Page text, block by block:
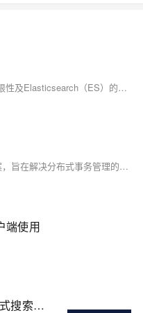
摘要：本文探讨了数据库模糊搜索的局限性及Elasticsearch（ES）的优势。数据库模糊查询存在性能低、功能单一等问题，而ES通过倒排索引技术实现高效搜索，支持复杂查询需求。文章详细介绍了ES的核心概念、安装部署、索引库操作（CRUD）、文档管理及Java API集成方法，并对比了ES与MySQL的适用场景。最后演示了批量导入文档的实践方案，为海量数据搜索场景提供了专业解决方案。（149字）
Seata是一种开源的分布式事务解决方案，旨在解决分布式事务管理的挑战。它提供了高性能和高可靠性的分布式事务服务，支持XA、TCC、AT等多种事务模式，并提供了全局唯一的事务ID，以确保事务的一致性和隔离性。Seata还提供了分布式事务的协调、事务日志、事务恢复等功能，帮助开发人员简化分布式事务的管理和实现。
端使用
Elasticsearch 9.4.0 发布 - 分布式搜索和分析引擎